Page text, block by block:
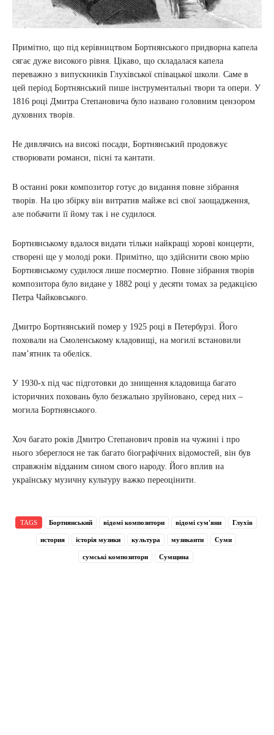
Примітно, що під керівництвом Бортнянського придворна капела
сягає дуже високого рівня. Цікаво, що складалася капела
переважно з випускників Глухівської співацької школи. Саме в
цей період Бортнянський пише інструментальні твори та опери. У
1816 році Дмитра Степановича було названо головним цензором
духовних творів.
Не дивлячись на високі посади, Бортнянський продовжує
створювати романси, пісні та кантати.
В останні роки композитор готує до видання повне зібрання
творів. На цю збірку він витратив майже всі свої заощадження,
але побачити її йому так і не судилося.
Бортнянському вдалося видати тільки найкращі хорові концерти,
створені ще у молоді роки. Примітно, що здійснити свою мрію
Бортнянському судилося лише посмертно. Повне зібрання творів
композитора було видане у 1882 році у десяти томах за редакцією
Петра Чайковського.
Дмитро Бортнянський помер у 1925 році в Петербурзі. Його
поховали на Смоленському кладовищі, на могилі встановили
пам’ятник та обеліск.
У 1930-х під час підготовки до знищення кладовища багато
історичних поховань було безжально зруйновано, серед них –
могила Бортнянського.
Хоч багато років Дмитро Степанович провів на чужині і про
нього збереглося не так багато біографічних відомостей, він був
справжнім відданим сином свого народу. Його вплив на
українську музичну культуру важко переоцінити.
TAGS Бортнянський відомі композитори відомі сум'яни Глухів
история історія музики культура музиканти Суми
сумські композитори Сумщина